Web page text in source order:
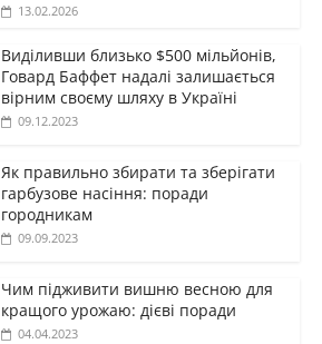
13.02.2026
Виділивши близько $500 мільйонів,
Говард Баффет надалі залишається
вірним своєму шляху в Україні
09.12.2023
Як правильно збирати та зберігати
гарбузове насіння: поради
городникам
09.09.2023
Чим підживити вишню весною для
кращого урожаю: дієві поради
04.04.2023